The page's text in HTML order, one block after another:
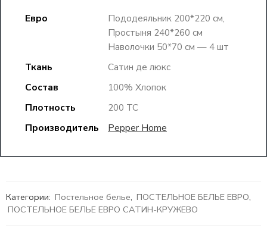
Евро
Пододеяльник 200*220 см,
Простыня 240*260 см
Наволочки 50*70 см — 4 шт
Ткань
Сатин де люкс
Состав
100% Хлопок
Плотность
200 ТС
Производитель
Pepper Home
Категории: Постельное белье, ПОСТЕЛЬНОЕ БЕЛЬЕ ЕВРО,
ПОСТЕЛЬНОЕ БЕЛЬЕ ЕВРО САТИН-КРУЖЕВО